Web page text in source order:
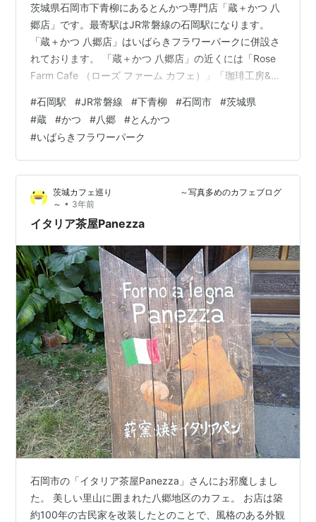
茨城県石岡市下青柳にあるとんかつ専門店「蔵＋かつ 八
郷店」です。最寄駅はJR常磐線の石岡駅になります。
「蔵＋かつ 八郷店」はいばらきフラワーパークに併設さ
れております。 「蔵＋かつ 八郷店」の近くには「Rose
Farm Cafe （ローズ ファーム カフェ）」「珈琲工房&ギ
トラン 狭霧（さぎり））」「レストラン トムソーヤ
（Tom Sawyer）」があります。
morigen1.hatenablog.com morigen1.hatenablog.com
morigen1.hatenablog.com morigen1…
#石岡駅 #JR常磐線 #下青柳 #石岡市 #茨城県
#蔵 #かつ #八郷 #とんかつ
#いばらきフラワーパーク
茨城カフェ巡り ～写真多めのカフェブログ
～ • 3年前
イタリア茶屋Panezza
石岡市の「イタリア茶屋Panezza」さんにお邪魔しまし
た。 美しい里山に囲まれた八郷地区のカフェ。 お店は築
約100年の古民家を改装したとのことで、風格のある外観